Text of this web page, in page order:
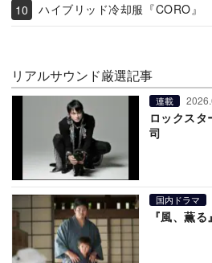
ハイブリッド冷却服『CORO』
リアルサウンド厳選記事
連載
ロックス
司
国内ドラマ
『風、薫